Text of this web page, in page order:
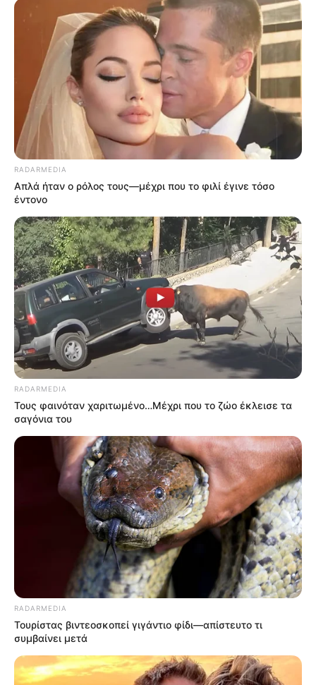
RADARMEDIA
Απλά ήταν ο ρόλος τους—μέχρι που το φιλί έγινε τόσο
έντονο
RADARMEDIA
Τους φαινόταν χαριτωμένο…Μέχρι που το ζώο έκλεισε τα
σαγόνια του
RADARMEDIA
Τουρίστας βιντεοσκοπεί γιγάντιο φίδι—απίστευτο τι
συμβαίνει μετά